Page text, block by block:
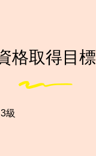
格取得目標
級